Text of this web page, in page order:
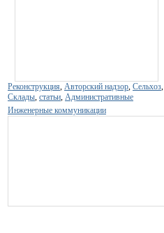
Реконструкция, Авторский надзор, Сельхоз,
Склады, статьи, Административные
Инженерные коммуникации